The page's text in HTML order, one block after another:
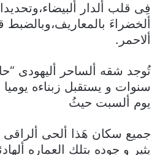
فِى قلب ألدار
ألخضراءَ
ألاحمر.
تُوجد شقه ألساحر أليهودى
سنوات و يستقبل زبناءه يوميا
يوم ألسبت حيثُ
جميع سكان هَذا ألحى ألراقى
يثير و جوده بتلك العماره